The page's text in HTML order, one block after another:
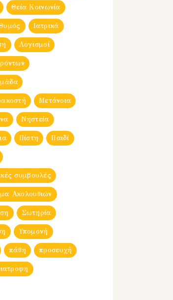
Θεία Κοινωνία
Ιατρικά
Λογισμοί
Μετάνοια
Νηστεία
Πίστη Παιδί
συμβουλές
Ακολουθιών
Σωτηρία
Υπομονή
πάθη προσευχή